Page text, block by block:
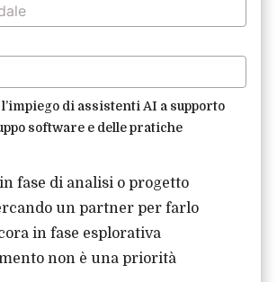
l’impiego di assistenti AI a supporto
software e delle pratiche
fase di analisi o progetto
un partner per farlo
in fase esplorativa
non è una priorità